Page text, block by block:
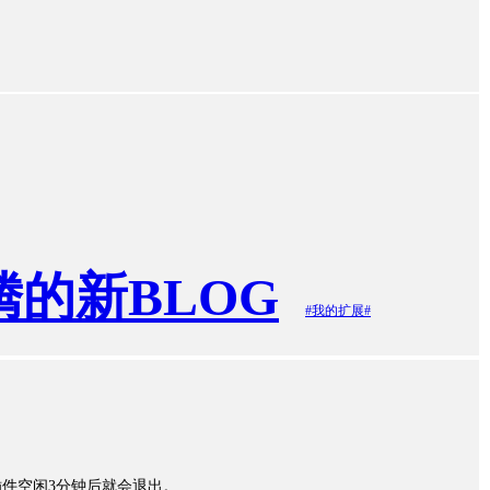
的新BLOG #我的扩展#
空闲3分钟后就会退出。